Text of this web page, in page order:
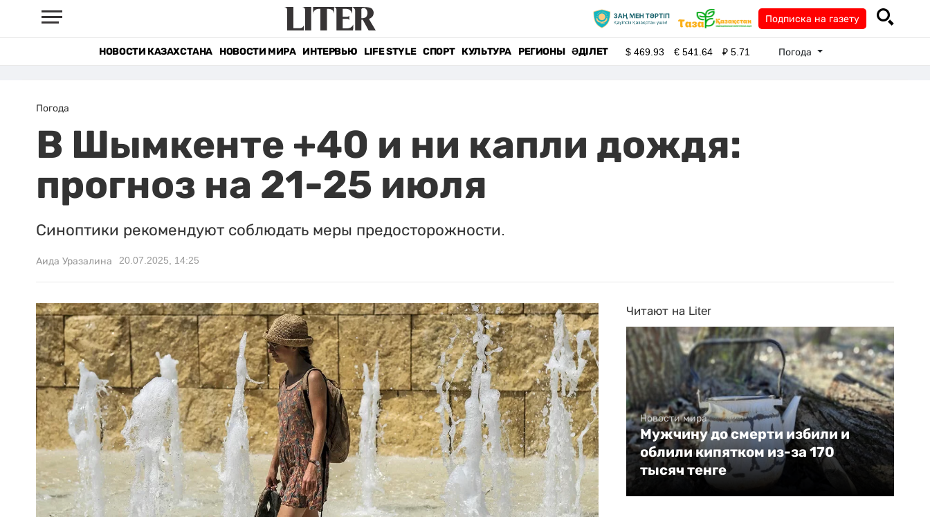
Подписка на газету
НОВОСТИ КАЗАХСТАНА НОВОСТИ МИРА ИНТЕРВЬЮ LIFE STYLE СПОРТ КУЛЬТУРА РЕГИОНЫ ӘДІЛЕТ $469.93 €541.64 ₽5.71 Погода
Погода
В Шымкенте +40 и ни капли дождя:
прогноз на 21-25 июля
Синоптики рекомендуют соблюдать меры предосторожности.
Аида Уразалина 20.07.2025, 14:25
Читают на Liter
Новости мира
Мужчину до смерти избили и
облили кипятком из-за 170
тысяч тенге